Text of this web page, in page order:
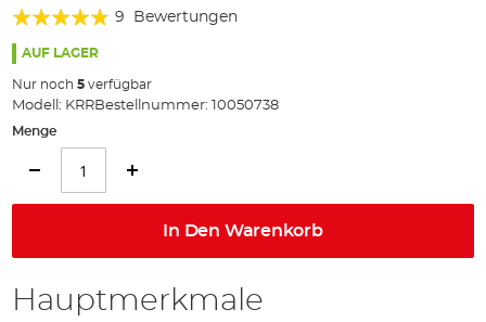
springen
Bewertung:
91%
9 Bewertungen
AUF LAGER
Nur noch5 verfügbar
Modell: KRRBestellnummer: 10050738
Menge
In Den Warenkorb
Hauptmerkmale